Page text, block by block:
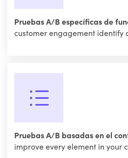
Pruebas A/B específicas de
customer engagement identify
Pruebas A/B basadas en el
improve every element in your